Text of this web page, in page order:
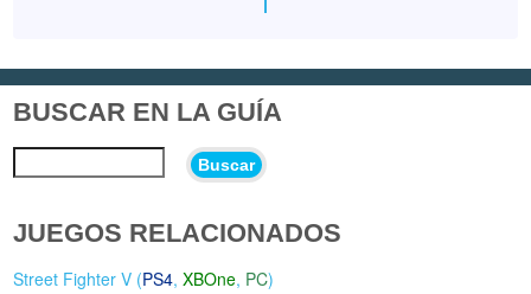
BUSCAR EN LA GUÍA
Buscar
JUEGOS RELACIONADOS
Street Fighter V (PS4,XBOne, PC)